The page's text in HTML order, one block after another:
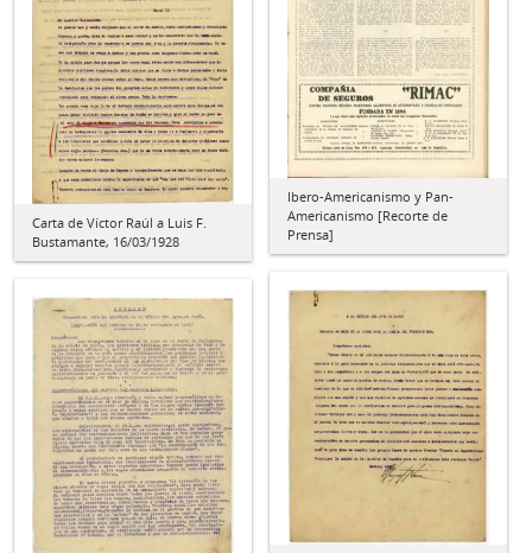
Ibero-Americanismo y Pan-
Americanismo [Recorte de
Prensa]
Carta de Víctor Raúl a Luis F.
Bustamante, 16/03/1928